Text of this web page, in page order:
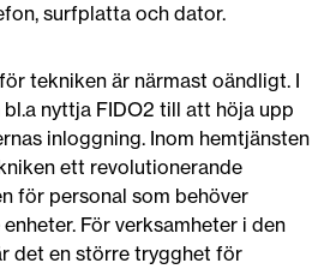
surfplatta och dator.
tekniken är närmast oändligt. I
nyttja FIDO2 till att höja upp
inloggning. Inom hemtjänsten
ett revolutionerande
för personal som behöver
För verksamheter i den
det en större trygghet för